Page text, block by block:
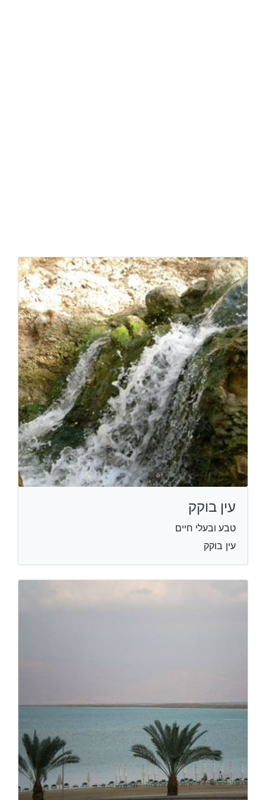
עין בוקק
טבע ובעלי חיים
עין בוקק